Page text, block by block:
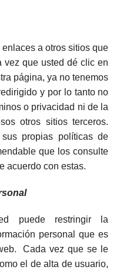
a otros sitios que
vez que usted dé clic en
página, ya no tenemos
y por lo tanto no
o privacidad ni de la
otros sitios terceros.
propias políticas de
que los consulte
acuerdo con estas.
puede restringir la
personal que es
Cada vez que se le
el de alta de usuario,